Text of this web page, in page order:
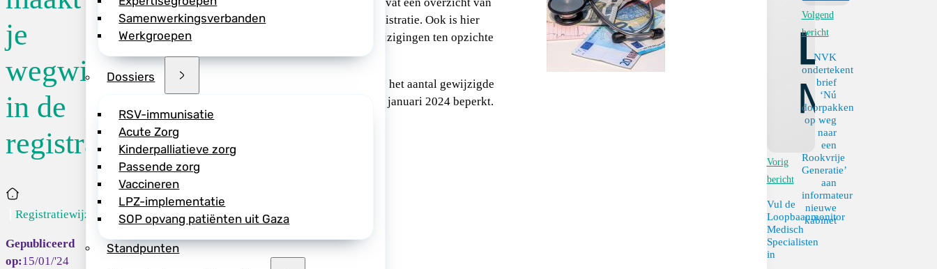
Samenwerkingsverbanden
Werkgroepen
Dossiers
RSV-immunisatie
Acute Zorg
Kinderpalliatieve zorg
Passende zorg
Vaccineren
LPZ-implementatie
SOP opvang patiënten uit Gaza
Standpunten
je
wegwijs
in de
registratieregels
Home
Registratiewijz...
15/01/'24
de meest gestelde vragen over registratie. Ook is hier
een overzicht te vinden met de wijzigingen ten opzichte
van 2023.
In tegenstelling tot andere jaren is het aantal gewijzigde
registratieregels van de NZa per 1 januari 2024 beperkt.
Vorig
bericht
Vul de
Loopbaanmonitor
Medisch
Specialisten
in
Volgend
bericht
NVK
ondertekent
brief
‘Nú
doorpakken
op weg
naar
een
Rookvrije
Generatie’
aan
informateur
nieuwe
kabinet